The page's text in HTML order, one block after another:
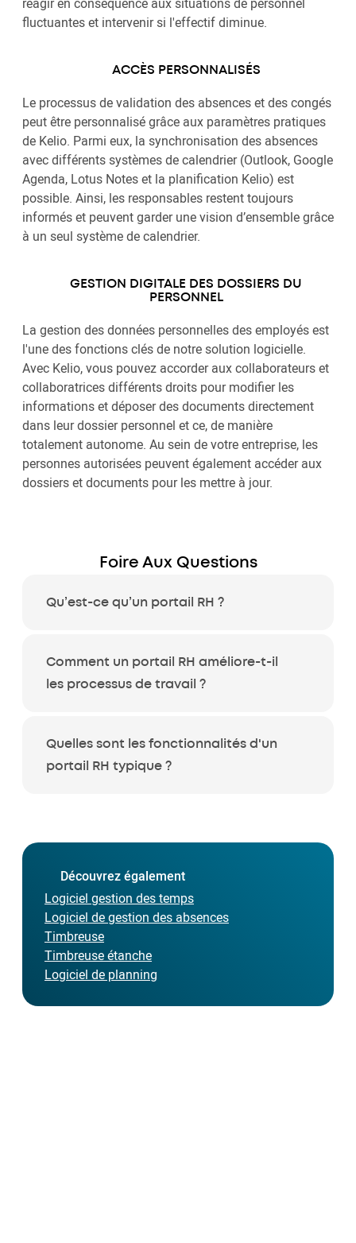
fluctuantes et intervenir si l'effectif diminue.
ACCÈS PERSONNALISÉS
Le processus de validation des absences et des congés
peut être personnalisé grâce aux paramètres pratiques
de Kelio. Parmi eux, la synchronisation des absences
avec différents systèmes de calendrier (Outlook, Google
Agenda, Lotus Notes et la planification Kelio) est
possible. Ainsi, les responsables restent toujours
informés et peuvent garder une vision d’ensemble grâce
à un seul système de calendrier.
GESTION DIGITALE DES DOSSIERS DU
PERSONNEL
La gestion des données personnelles des employés est
l'une des fonctions clés de notre solution logicielle.
Avec Kelio, vous pouvez accorder aux collaborateurs et
collaboratrices différents droits pour modifier les
informations et déposer des documents directement
dans leur dossier personnel et ce, de manière
totalement autonome. Au sein de votre entreprise, les
personnes autorisées peuvent également accéder aux
dossiers et documents pour les mettre à jour.
Foire Aux Questions
Qu’est-ce qu’un portail RH ?
Comment un portail RH améliore-t-il
les processus de travail ?
Quelles sont les fonctionnalités d'un
portail RH typique ?
Découvrez également
Logiciel gestion des temps
Logiciel de gestion des absences
Timbreuse
Timbreuse étanche
Logiciel de planning